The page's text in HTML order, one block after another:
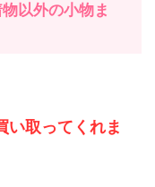
以外の小物ま
い取ってくれま